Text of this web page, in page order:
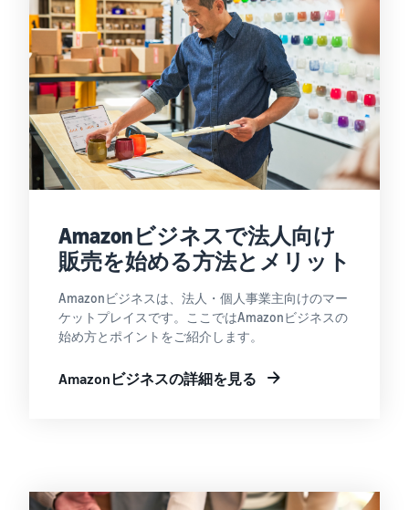
Amazonビジネスで法人向け
販売を始める方法とメリット
Amazonビジネスは、法人・個人事業主向けのマー
ケットプレイスです。ここではAmazonビジネスの
始め方とポイントをご紹介します。
Amazonビジネスの詳細を見る